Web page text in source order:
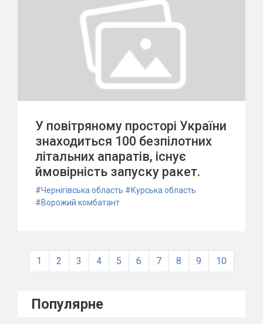
У повітряному просторі України
знаходиться 100 безпілотних
літальних апаратів, існує
ймовірність запуску ракет.
#Чернігівська область #Курська область
#Ворожий комбатант
1 2 3 4 5 6 7 8 9 10
Популярне